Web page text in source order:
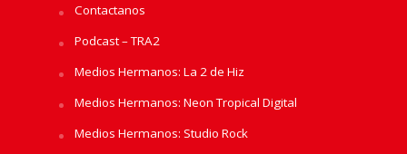
Contactanos
Podcast – TRA2
Medios Hermanos: La 2 de Hiz
Medios Hermanos: Neon Tropical Digital
Medios Hermanos: Studio Rock